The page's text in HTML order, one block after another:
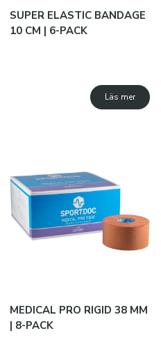
SUPER ELASTIC BANDAGE
10 CM | 6-PACK
Läs mer
MEDICAL PRO RIGID 38 MM
| 8-PACK